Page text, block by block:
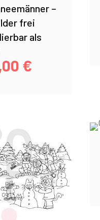
–
frei
als
€